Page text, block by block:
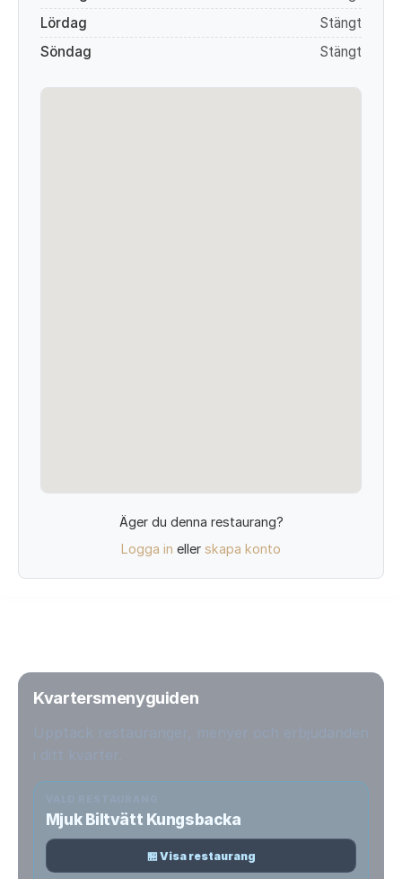
Lördag
Stängt
Söndag
Stängt
Äger du denna restaurang?
Logga in eller skapa konto
Kvartersmenyguiden
Mjuk Biltvätt Kungsbacka
🏪 Visa restaurang